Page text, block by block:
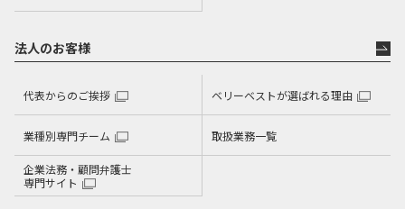
法人のお客様
代表からのご挨拶 ベリーベストが選ばれる理由
業種別専門チーム 取扱業務一覧
企業法務・顧問弁護士
専門サイト